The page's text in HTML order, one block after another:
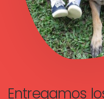
Entregamos